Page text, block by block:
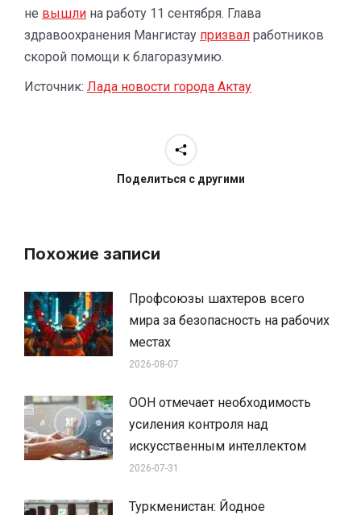
не вышли на работу 11 сентября. Глава
здравоохранения Мангистау призвал работников
скорой помощи к благоразумию.
Источник: Лада новости города Актау
Поделиться с другими
Похожие записи
Профсоюзы шахтеров всего
мира за безопасность на рабочих
местах
2026-08-07
ООН отмечает необходимость
усиления контроля над
искусственным интеллектом
2026-07-31
Туркменистан: Йодное